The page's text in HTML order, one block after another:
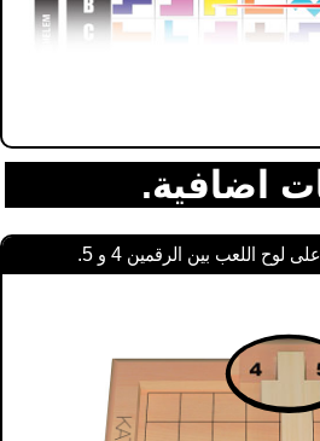
اضافية.
لوح اللعب بين الرقمين 4 و 5.